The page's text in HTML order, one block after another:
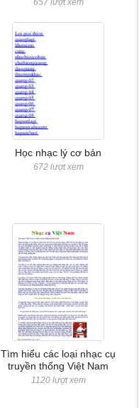
657 lượt xem
Học nhạc lý cơ bản
672 lượt xem
Tìm hiểu các loại nhạc cụ
truyền thống Việt Nam
1120 lượt xem